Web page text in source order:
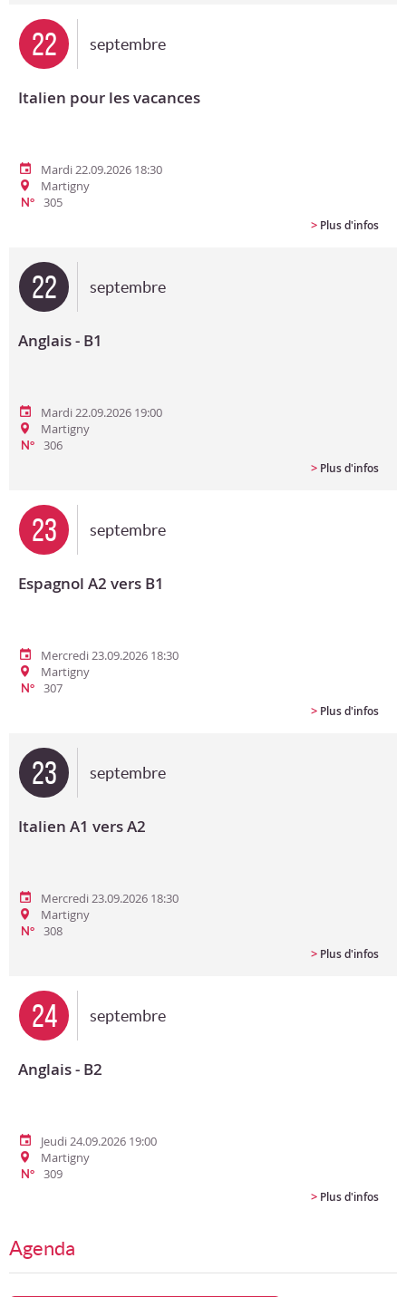
22 septembre
Italien pour les vacances
Mardi 22.09.2026 18:30
Martigny
N°
305
> Plus d'infos
22 septembre
Anglais - B1
Mardi 22.09.2026 19:00
Martigny
N°
306
> Plus d'infos
23 septembre
Espagnol A2 vers B1
Mercredi 23.09.2026 18:30
Martigny
N°
307
> Plus d'infos
23 septembre
Italien A1 vers A2
Mercredi 23.09.2026 18:30
Martigny
N°
308
> Plus d'infos
24 septembre
Anglais - B2
Jeudi 24.09.2026 19:00
Martigny
N°
309
> Plus d'infos
Agenda